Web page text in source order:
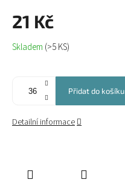
21 Kč
Měrná
cena:
Skladem (>5 KS)
Přidat do košíku
Detailní informace